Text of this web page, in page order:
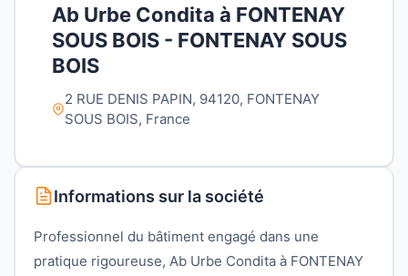
Ab Urbe Condita à FONTENAY
SOUS BOIS - FONTENAY SOUS
BOIS
2 RUE DENIS PAPIN, 94120, FONTENAY
SOUS BOIS, France
Informations sur la société
Professionnel du bâtiment engagé dans une
pratique rigoureuse, Ab Urbe Condita à FONTENAY